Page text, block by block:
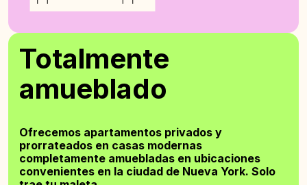
Totalmente
amueblado
Ofrecemos apartamentos privados y
prorrateados en casas modernas
completamente amuebladas en ubicaciones
convenientes en la ciudad de Nueva York. Solo